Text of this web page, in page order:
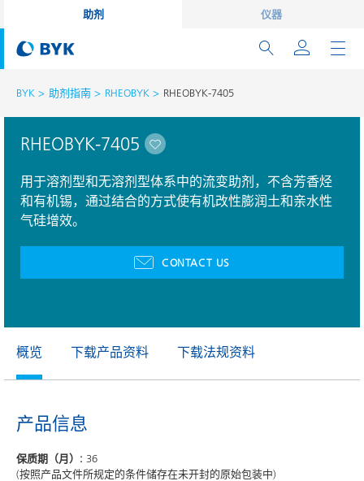
助剂 仪器
BYK 助剂指南 RHEOBYK RHEOBYK-7405
RHEOBYK-7405
用于溶剂型和无溶剂型体系中的流变助剂，不含芳香烃
和有机锡，通过结合的方式使有机改性膨润土和亲水性
气硅增效。
CONTACT US
概览 下载产品资料 下载法规资料
产品信息
保质期（月）: 36
(按照产品文件所规定的条件储存在未开封的原始包装中)